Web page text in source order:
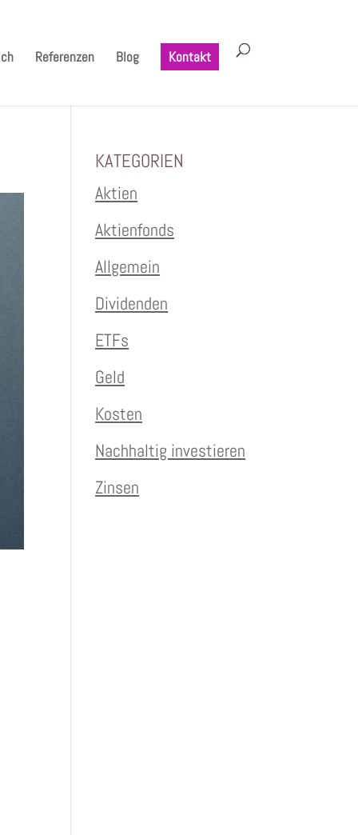
Referenzen Blog Kontakt
KATEGORIEN
Aktien
Aktienfonds
Allgemein
Dividenden
ETFs
Geld
Kosten
Nachhaltig investieren
Zinsen